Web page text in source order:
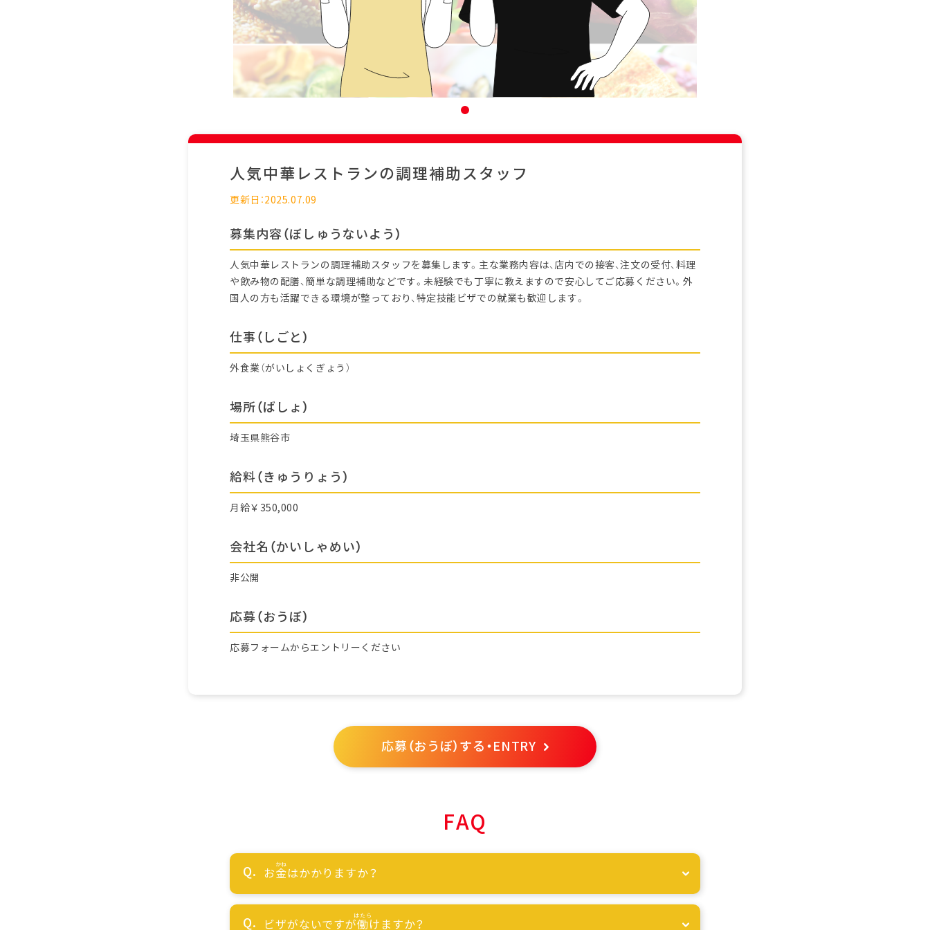
人気中華レストランの調理補助スタッフ
更新日：2025.07.09
募集内容（ぼしゅうないよう）
人気中華レストランの調理補助スタッフを募集します。主な業務内容は、店内での接客、注文の受付、料理
や飲み物の配膳、簡単な調理補助などです。未経験でも丁寧に教えますので安心してご応募ください。外
国人の方も活躍できる環境が整っており、特定技能ビザでの就業も歓迎します。
仕事（しごと）
外食業（がいしょくぎょう）
場所（ばしょ）
埼玉県熊谷市
給料（きゅうりょう）
月給￥350,000
会社名（かいしゃめい）
非公開
応募（おうぼ）
応募フォームからエントリーください
応募（おうぼ）する・ENTRY
FAQ
お金はかかりますか？
ビザがないですが働けますか？